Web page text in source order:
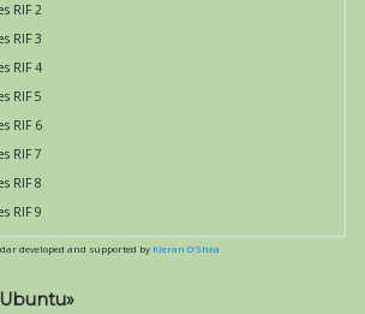
RIF 2
RIF 3
RIF 4
RIF 5
RIF 6
RIF 7
RIF 8
RIF 9
developed and supported by Kieran O'Shea